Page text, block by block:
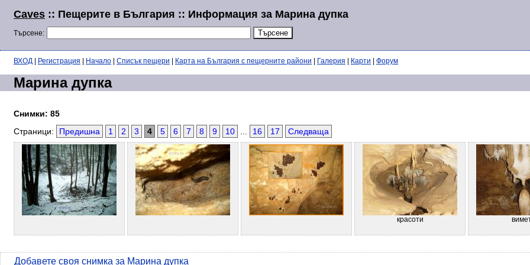
Caves :: Пещерите в България :: Информация за Марина дупка
Търсене:
ВХОД Регистрация Начало Списък пещери Карта на България с пещерните райони Галерия Карти Форум
Марина дупка
Снимки: 85
Страници:
Предишна 1 2 3 4 5 6 7 8 9 10 16 17 Следваща
красоти
Добавете своя снимка за Марина дупка